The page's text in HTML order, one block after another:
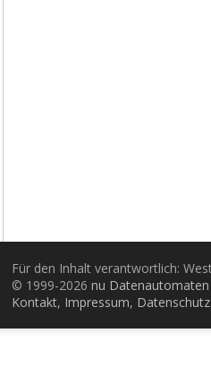
Für den Inhalt verantwortlich:
© 1999-2026 nu
Kontakt, Impressum, Datenschutz